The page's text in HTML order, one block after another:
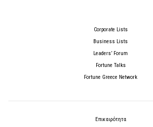
Corporate Lists
Business Lists
Leaders’ Forum
Fortune Talks
Fortune Greece Network
Επικαιρότητα